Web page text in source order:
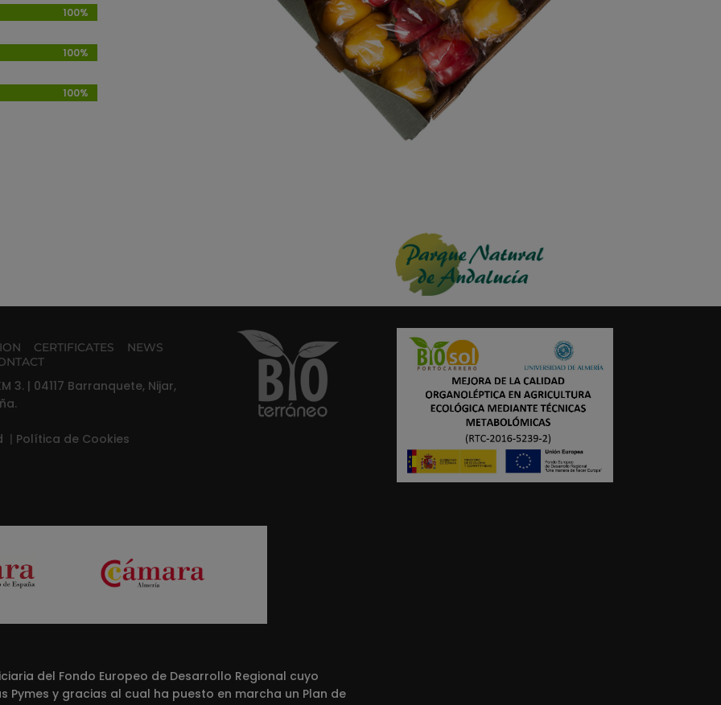
100%
100%
100%
100%
100%
100%
CERTIFICATES
NEWS
3. | 04117 Barranquete, Nijar,
| Política de Cookies
del Fondo Europeo de Desarrollo Regional cuyo
y gracias al cual ha puesto en marcha un Plan de